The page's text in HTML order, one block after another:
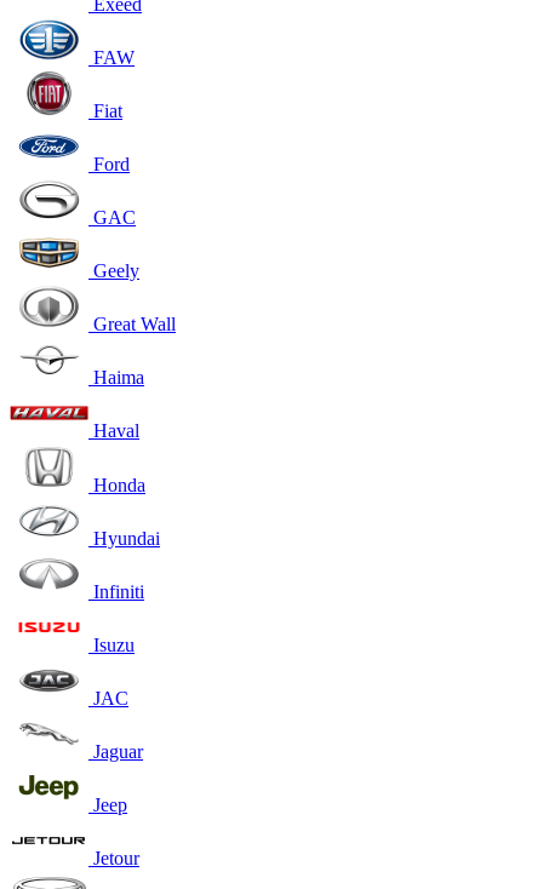
Exeed
FAW
Fiat
Ford
GAC
Geely
Great Wall
Haima
Haval
Honda
Hyundai
Infiniti
Isuzu
JAC
Jaguar
Jeep
Jetour